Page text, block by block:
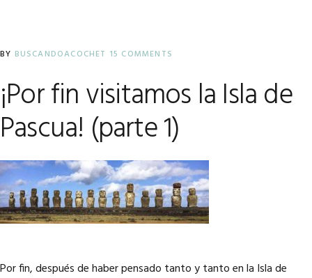
BY BUSCANDOACOCHET 15 COMMENTS
¡Por fin visitamos la Isla de
Pascua! (parte 1)
Por fin, después de haber pensado tanto y tanto en la Isla de